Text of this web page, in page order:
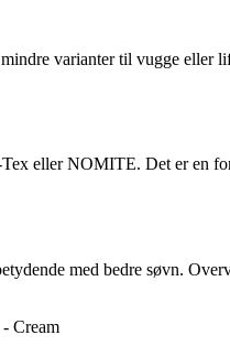
varianter til vugge
eller NOMITE. Det er en
med bedre søvn.
Cream